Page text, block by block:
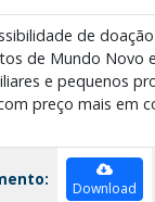
de
de Mundo Novo
e pequenos
preço mais em
Download